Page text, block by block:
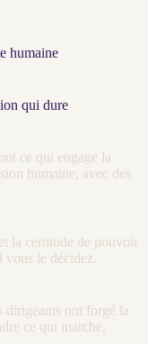
humaine
qui dure
ce qui engage la
humaine, avec des
la certitude de pouvoir
vous le décidez.
dirigeants ont forgé la
ce qui marche,